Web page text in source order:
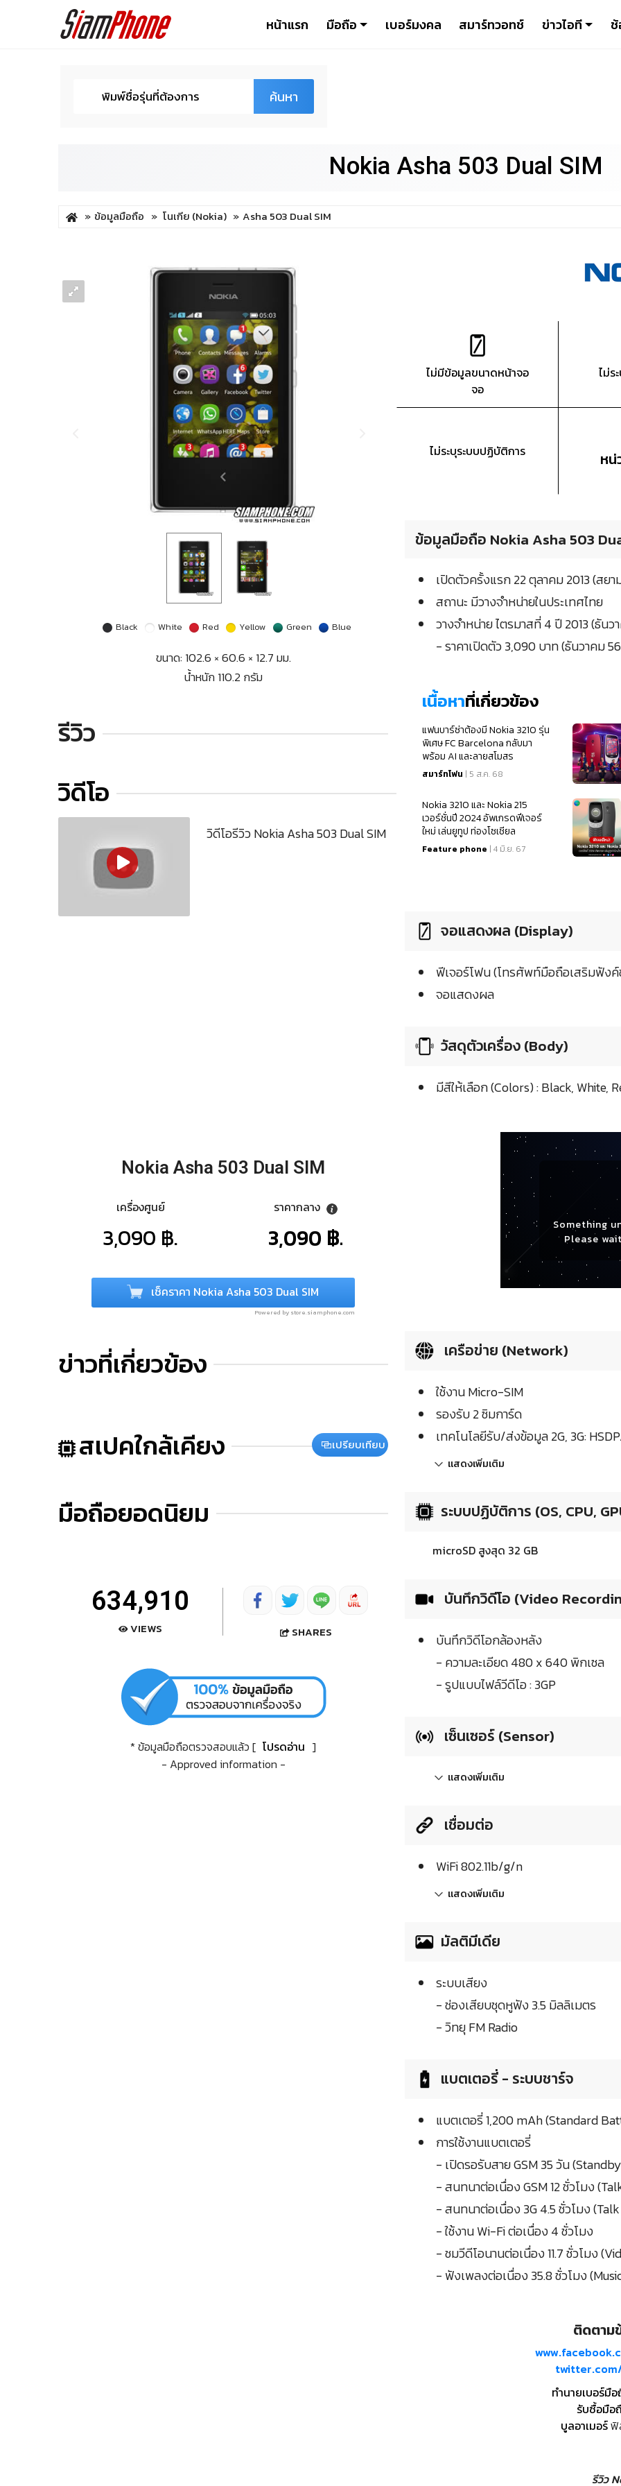
หน้าแรก มือถือ เบอร์มงคล สมาร์ทวอทช์ ข่าวไอที
ค้นหา
Nokia Asha 503 Dual SIM
ข้อมูลมือถือ โนเกีย (Nokia) Asha 503 Dual SIM
Black White Red Yellow Green Blue
ขนาด: 102.6 × 60.6 × 12.7 มม.
น้ำหนัก 110.2 กรัม
รีวิว
วิดีโอ
วิดีโอรีวิว Nokia Asha 503 Dual SIM
Nokia Asha 503 Dual SIM
เครื่องศูนย์
3,090 ฿.
ราคากลาง
3,090 ฿.
เช็คราคา Nokia Asha 503 Dual SIM
Powered by store.siamphone.com
ข่าวที่เกี่ยวข้อง
สเปคใกล้เคียง เปรียบเทียบ
มือถือยอดนิยม
634,910
VIEWS SHARES
* ข้อมูลมือถือตรวจสอบแล้ว [ โปรดอ่าน ]
- Approved information -
ไม่มีข้อมูลขนาดหน้าจอ
จอ
ไม่ร
ไม่ระบุระบบปฏิบัติการ หน่
ข้อมูลมือถือ Nokia Asha 503
เปิดตัวครั้งแรก 22 ตุลาคม 2013 (สย
สถานะ มีวางจำหน่ายในประเทศไทย
วางจำหน่าย ไตรมาสที่ 4 ปี 2013 (ธันว
- ราคาเปิดตัว 3,090 บาท (ธันวาคม
เนื้อหาที่เกี่ยวข้อง
แฟนบาร์ซ่าต้องมี Nokia 3210 รุ่น
พิเศษ FC Barcelona กลับมา
พร้อม AI และลายสโมสร
สมาร์ทโฟน | 5 ส.ค. 68
Nokia 3210 และ Nokia 215
เวอร์ชั่นปี 2024 อัพเกรดฟีเจอร์
ใหม่ เล่นยูทูป ท่องโซเชียล
Feature phone | 4 มิ.ย. 67
จอแสดงผล (Display)
ฟีเจอร์โฟน (โทรศัพท์มือถือเสริมฟังค์
จอแสดงผล
วัสดุตัวเครื่อง (Body)
มีสีให้เลือก (Colors) : Black, White,
Something
Please
เครือข่าย (Network)
ใช้งาน Micro-SIM
รองรับ 2 ซิมการ์ด
เทคโนโลยีรับ/ส่งข้อมูล 2G, 3G:
แสดงเพิ่มเติม
ระบบปฏิบัติการ (OS, CPU,
microSD สูงสุด 32 GB
บันทึกวิดีโอ (Video
บันทึกวิดีโอกล้องหลัง
- ความละเอียด 480 x 640 พิกเซล
- รูปแบบไฟล์วีดีโอ : 3GP
เซ็นเซอร์ (Sensor)
แสดงเพิ่มเติม
เชื่อมต่อ
WiFi 802.11b/g/n
แสดงเพิ่มเติม
มัลติมีเดีย
ระบบเสียง
- ช่องเสียบชุดหูฟัง 3.5 มิลลิเมตร
- วิทยุ FM Radio
แบตเตอรี่ - ระบบชาร์จ
แบตเตอรี่ 1,200 mAh (Standard
การใช้งานแบตเตอรี่
- เปิดรอรับสาย GSM 35 วัน
- สนทนาต่อเนื่อง GSM 12 ชั่วโมง
- สนทนาต่อเนื่อง 3G 4.5 ชั่วโมง
- ใช้งาน Wi-Fi ต่อเนื่อง 4 ชั่วโมง
- ชมวีดีโอนานต่อเนื่อง 11.7 ชั่วโมง
- ฟังเพลงต่อเนื่อง 35.8 ชั่วโมง
ติดตาม
ทำนายเบอร์มื
รับซื้อมือ
บูลอาเมอร์ฟิ
รีวิว